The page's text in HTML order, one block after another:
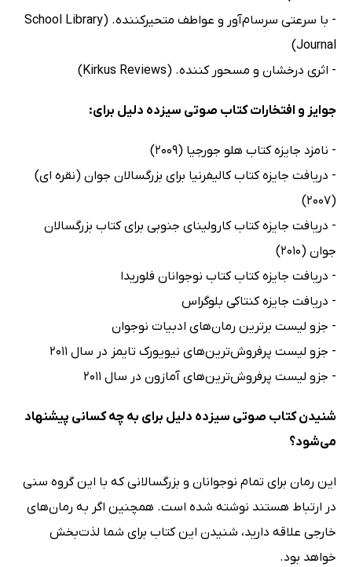
- با سرعتی سرسام‌آور و عواطف متحیرکننده. (School Library
Journal)
- اثری درخشان و مسحور کننده. (Kirkus Reviews)
جوایز و افتخارات کتاب صوتی سیزده دلیل برای:
- نامزد جایزه کتاب هلو جورجیا (2009)
- دریافت جایزه کتاب کالیفرنیا برای بزرگسالان جوان (نقره ای)
(2007)
- دریافت جایزه کتاب کارولینای جنوبی برای کتاب بزرگسالان
جوان (2010)
- دریافت جایزه کتاب کتاب نوجوانان فلوریدا
- دریافت جایزه کنتاکی بلوگراس
- جزو لیست برترین رمان‌های ادبیات نوجوان
- جزو لیست پرفروش‌ترین‌های نیویورک تایمز در سال 2011
- جزو لیست پرفروش‌ترین‌های آمازون در سال 2011
شنیدن کتاب صوتی سیزده دلیل برای به چه کسانی پیشنهاد
می‌شود؟
این رمان برای تمام نوجوانان و بزرگسالانی که با این گروه سنی
در ارتباط هستند نوشته شده است. همچنین اگر به رمان‌های
خارجی علاقه دارید، شنیدن این کتاب برای شما لذت‌بخش
خواهد بود.